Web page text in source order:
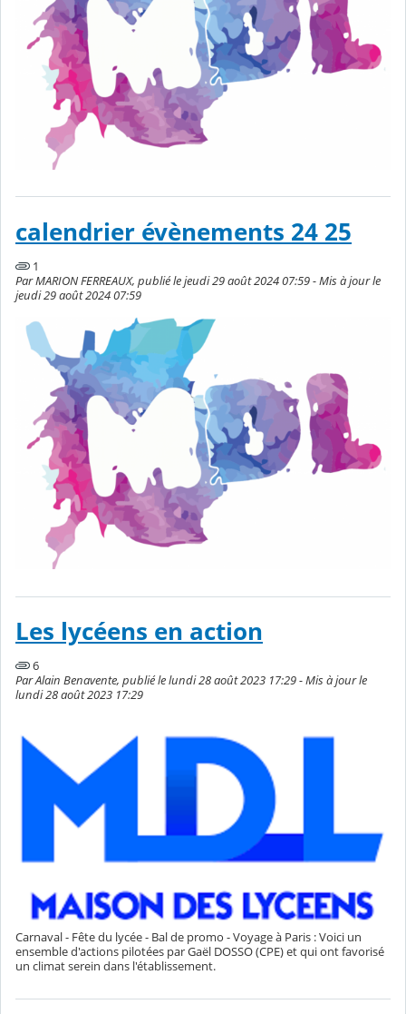
calendrier évènements 24 25
1
Par MARION FERREAUX, publié le jeudi 29 août 2024 07:59 - Mis à jour le
jeudi 29 août 2024 07:59
Les lycéens en action
6
Par Alain Benavente, publié le lundi 28 août 2023 17:29 - Mis à jour le
lundi 28 août 2023 17:29
Carnaval - Fête du lycée - Bal de promo - Voyage à Paris : Voici un
ensemble d'actions pilotées par Gaël DOSSO (CPE) et qui ont favorisé
un climat serein dans l'établissement.